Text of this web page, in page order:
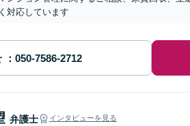
対応しています
弁護士 インタビューを見る